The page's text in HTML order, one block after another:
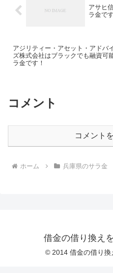
アサヒ
ラ金で
アジリティー・アセット・アドバ
ズ株式会社はブラックでも融資可
ラ金です！
コメント
コメント
ホーム 兵庫県のサラ金
借金の借り換え
© 2014 借金の借り換